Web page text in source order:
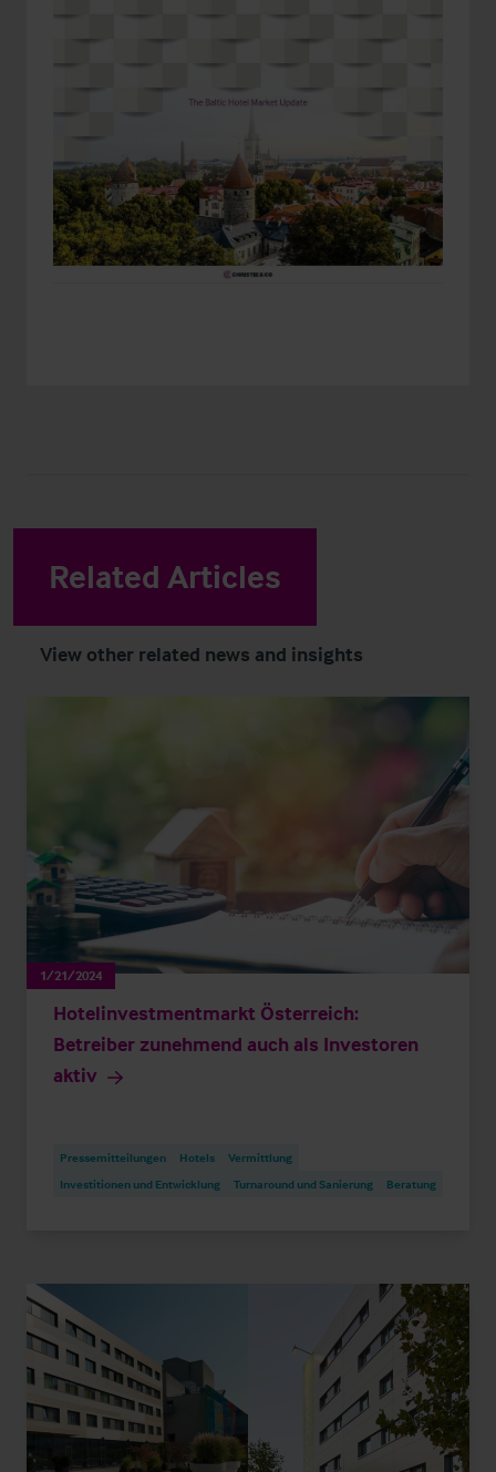
Related Articles
View other related news and insights
1/21/2024
Hotelinvestmentmarkt Österreich:
Betreiber zunehmend auch als Investoren
aktiv
Pressemitteilungen Hotels
Vermittlung
Investitionen und Entwicklung
Turnaround und Sanierung Beratung